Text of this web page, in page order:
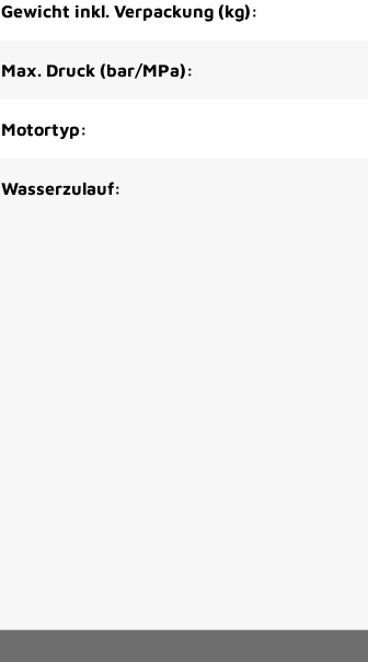
Gewicht inkl. Verpackung (kg):
Max. Druck (bar/MPa):
Motortyp:
Wasserzulauf: